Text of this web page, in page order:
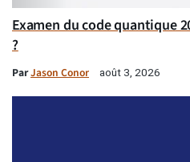
Examen du code quantique
?
ParJason Conor août 3, 2026